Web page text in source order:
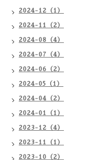
2024-12（1）
2024-11（2）
2024-08（4）
2024-07（4）
2024-06（2）
2024-05（1）
2024-04（2）
2024-01（1）
2023-12（4）
2023-11（1）
2023-10（2）